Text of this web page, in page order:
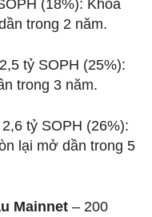
(18%): Khóa
trong 2 năm.
tỷ SOPH (25%):
trong 3 năm.
tỷ SOPH (26%):
lại mở dần trong 5
Mainnet – 200